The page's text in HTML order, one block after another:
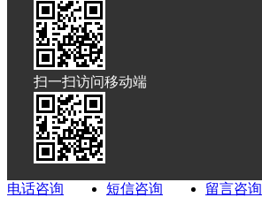
扫一扫访问移动端
电话咨询 短信咨询 留言咨询